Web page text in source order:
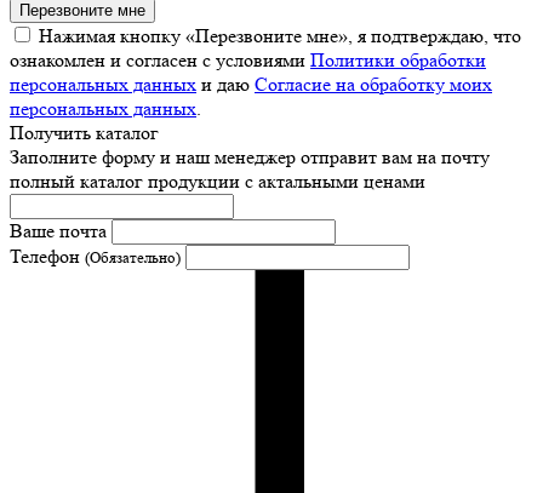
Перезвоните мне
Нажимая кнопку «Перезвоните мне», я подтверждаю, что
ознакомлен и согласен с условиями Политики обработки
персональных данных и даю Согласие на обработку моих
персональных данных.
Получить каталог
Заполните форму и наш менеджер отправит вам на почту
полный каталог продукции с актальными ценами
Ваше почта
Телефон (Обязательно)